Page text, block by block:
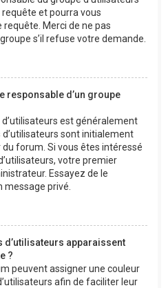
et pourra vous
Merci de ne pas
s’il refuse votre demande.
responsable d’un groupe
d’utilisateurs est généralement
sont initialement
forum. Si vous êtes intéressé
votre premier
Essayez de le
privé.
apparaissent
?
peuvent assigner une couleur
afin de faciliter leur